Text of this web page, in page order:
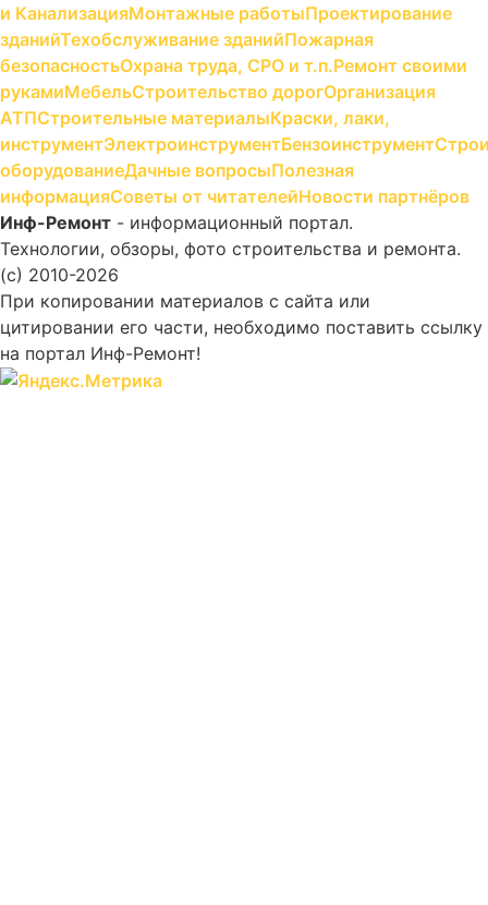
и КанализацияМонтажные работыПроектирование
зданийТехобслуживание зданийПожарная
безопасностьОхрана труда, СРО и т.п.Ремонт своими
рукамиМебельСтроительство дорогОрганизация
АТПСтроительные материалыКраски, лаки,
инструментЭлектроинструментБензоинструмент
оборудованиеДачные вопросыПолезная
информацияСоветы от читателейНовости партнёров
Инф-Ремонт - информационный портал.
Технологии, обзоры, фото строительства и ремонта.
(c) 2010-2026
При копировании материалов с сайта или
цитировании его части, необходимо поставить ссылку
на портал Инф-Ремонт!